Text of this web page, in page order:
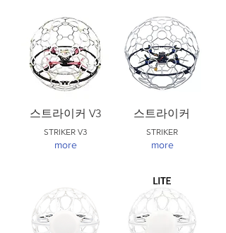
스트라이커 V3
STRIKER V3
more
스트라이커
STRIKER
more